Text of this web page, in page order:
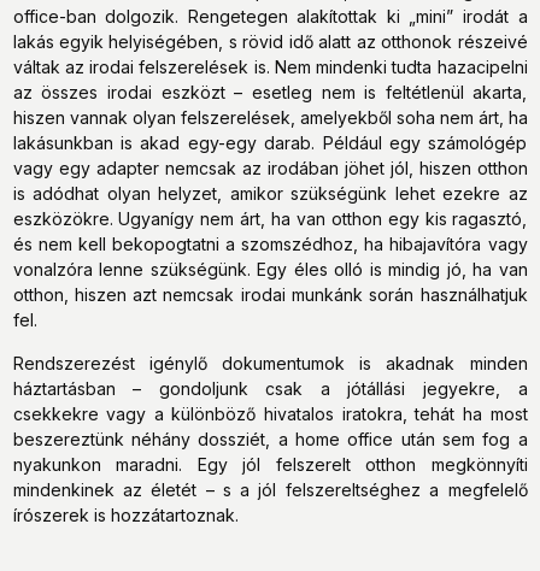
office-ban dolgozik. Rengetegen alakítottak ki „mini” irodát a
lakás egyik helyiségében, s rövid idő alatt az otthonok részeivé
váltak az irodai felszerelések is. Nem mindenki tudta hazacipelni
az összes irodai eszközt – esetleg nem is feltétlenül akarta,
hiszen vannak olyan felszerelések, amelyekből soha nem árt, ha
lakásunkban is akad egy-egy darab. Például egy számológép
vagy egy adapter nemcsak az irodában jöhet jól, hiszen otthon
is adódhat olyan helyzet, amikor szükségünk lehet ezekre az
eszközökre. Ugyanígy nem árt, ha van otthon egy kis ragasztó,
és nem kell bekopogtatni a szomszédhoz, ha hibajavítóra vagy
vonalzóra lenne szükségünk. Egy éles olló is mindig jó, ha van
otthon, hiszen azt nemcsak irodai munkánk során használhatjuk
fel.
Rendszerezést igénylő dokumentumok is akadnak minden
háztartásban – gondoljunk csak a jótállási jegyekre, a
csekkekre vagy a különböző hivatalos iratokra, tehát ha most
beszereztünk néhány dossziét, a home office után sem fog a
nyakunkon maradni. Egy jól felszerelt otthon megkönnyíti
mindenkinek az életét – s a jól felszereltséghez a megfelelő
írószerek is hozzátartoznak.